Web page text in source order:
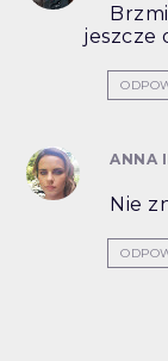
jeszcze
ANNA
Nie